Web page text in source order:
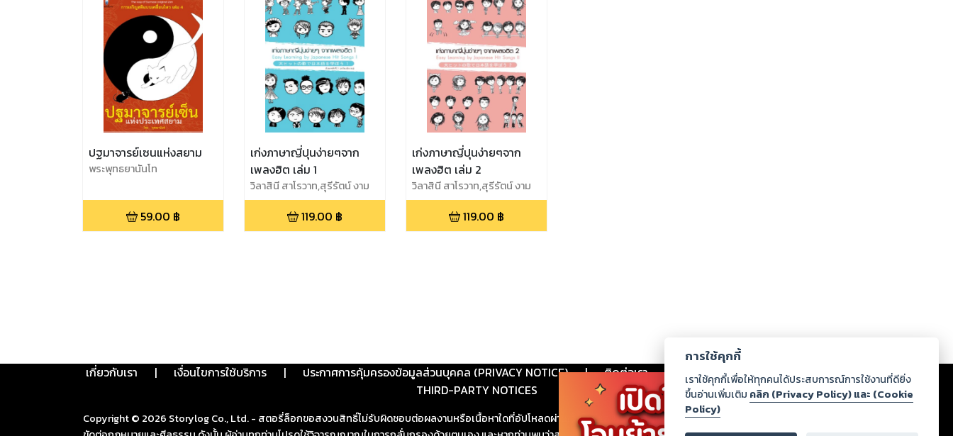
ปฐมาจารย์เซนแห่งสยาม
พระพุทธยานันโท
59.00 ฿
เก่งภาษาญี่ปุนง่ายๆจาก
เพลงฮิต เล่ม 1
วิลาสินี สาโรวาท,สุรีรัตน์ งาม
สง่าพงษ์
119.00 ฿
เก่งภาษาญี่ปุนง่ายๆจาก
เพลงฮิต เล่ม 2
วิลาสินี สาโรวาท,สุรีรัตน์ งาม
สง่าพงษ์
119.00 ฿
เกี่ยวกับเรา | เงื่อนไขการใช้บริการ | ประกาศการคุ้มครองข้อมูลส่วนบุคคล (PRIVACY NOTICE) | ติดต่อเรา ร่วมงานกับเรา ดาวน์โหลด
THIRD-PARTY NOTICES
Copyright © 2026 Storylog Co., Ltd. - สตอรี่ล็อกขอสงวนสิทธิ์ไม่รับผิดชอบต่อผลงานหรือเนื้อหาใดที่อัปโหลดผ่านเว็บไซต์และปรากฏว่าละเมิดสิทธิในทรัพย์สินทางปัญญาของบุคคลอื่นหรือ
การใช้คุกกี้
เราใช้คุกกี้เพื่อให้ทุกคนได้ประสบการณ์การใช้งานที่ดียิ่ง
ขึ้นอ่านเพิ่มเติม คลิก (Privacy Policy) และ (Cookie
Policy)